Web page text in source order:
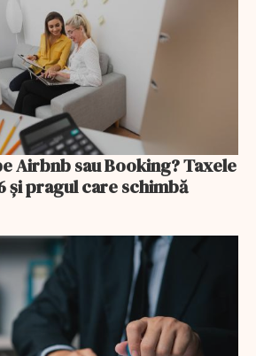
Airbnb sau Booking? Taxele
și pragul care schimbă